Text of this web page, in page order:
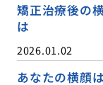
矯正治療後の
は
2026.01.02
あなたの横顔